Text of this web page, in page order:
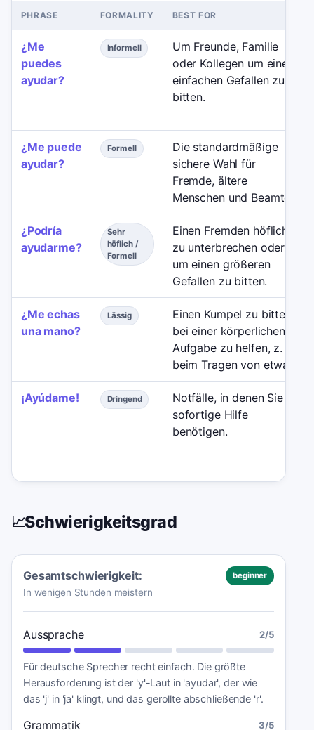
PHRASE FORMALITY BEST FOR
¿Me
puedes
ayudar?
Informell
Um Freunde, Familie
oder Kollegen um einen
einfachen Gefallen zu
bitten.
¿Me puede
ayudar?
Formell
Die standardmäßige
sichere Wahl für
Fremde, ältere
Menschen und Beamte.
¿Podría
ayudarme?
Sehr
höflich /
Formell
Einen Fremden höflich
zu unterbrechen oder
um einen größeren
Gefallen zu bitten.
¿Me echas
una mano?
Lässig
Einen Kumpel zu bitten,
bei einer körperlichen
Aufgabe zu helfen, z. B.
beim Tragen von etwas.
¡Ayúdame! Dringend
Notfälle, in denen Sie
sofortige Hilfe
benötigen.
📈Schwierigkeitsgrad
Gesamtschwierigkeit: beginner
In wenigen Stunden meistern
Aussprache 2/5
Für deutsche Sprecher recht einfach. Die größte
Herausforderung ist der 'y'-Laut in 'ayudar', der wie
das 'j' in 'ja' klingt, und das gerollte abschließende 'r'.
Grammatik 3/5